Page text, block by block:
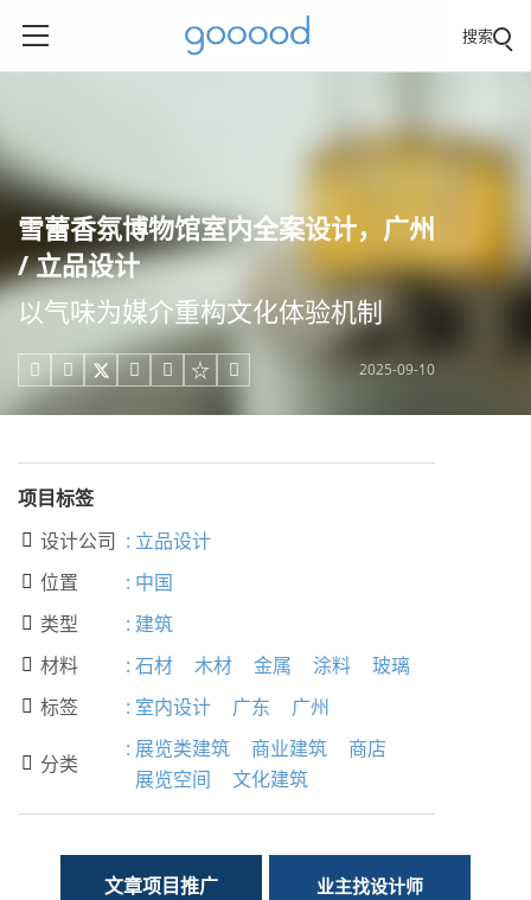
搜索
雪蕾香氛博物馆室内全案设计，广州
/ 立品设计
以气味为媒介重构文化体验机制
     2025-09-10
项目标签
 设计公司 : 立品设计
 位置 : 中国
 类型 : 建筑
 材料 : 石材 木材 金属 涂料 玻璃
 标签 : 室内设计 广东 广州
 分类
: 展览类建筑 商业建筑
商店
展览空间
文化建筑
文章项目推广 业主找设计师